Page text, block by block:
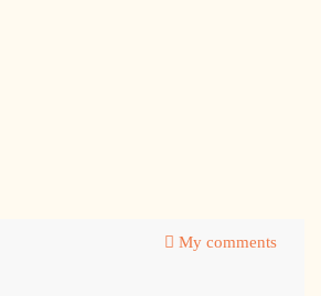
My comments